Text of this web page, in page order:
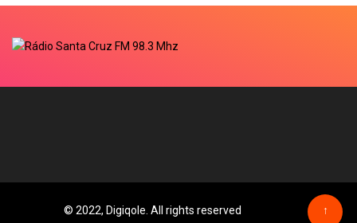
© 2022, Digiqole. All rights reserved ↑